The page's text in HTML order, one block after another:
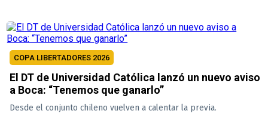
COPA LIBERTADORES 2026
El DT de Universidad Católica lanzó un nuevo aviso
a Boca: “Tenemos que ganarlo”
Desde el conjunto chileno vuelven a calentar la previa.